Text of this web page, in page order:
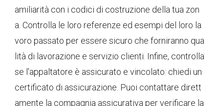
amiliarità con i codici di costruzione della tua zon
a. Controlla le loro referenze ed esempi del loro la
voro passato per essere sicuro che forniranno qua
lità di lavorazione e servizio clienti. Infine, controlla
se l'appaltatore è assicurato e vincolato: chiedi un
certificato di assicurazione. Puoi contattare dirett
amente la compagnia assicurativa per verificare la